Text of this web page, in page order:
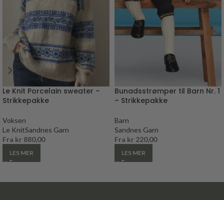
Le Knit Porcelain sweater –
Strikkepakke
Voksen
Le KnitSandnes Garn
Fra kr 880,00
LES MER
Bunadsstrømper til Barn Nr. 1
– Strikkepakke
Barn
Sandnes Garn
Fra kr 220,00
LES MER